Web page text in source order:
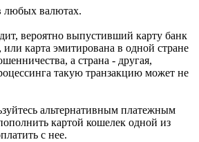
любых валютах.
вероятно выпустивший карту банк
карта эмитирована в одной стране
а страна - другая,
такую транзакцию может не
альтернативным платежным
картой кошелек одной из
с нее.